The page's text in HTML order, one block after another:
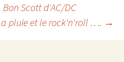
Scott d'AC/DC
pluie et le rock'n'roll …. →